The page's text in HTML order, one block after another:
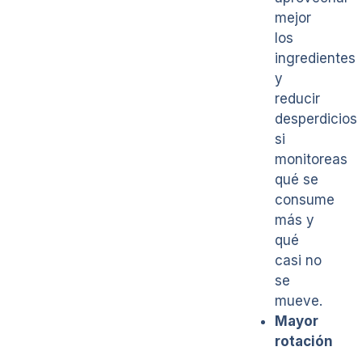
mejor
los
ingredientes
y
reducir
desperdicios
si
monitoreas
qué se
consume
más y
qué
casi no
se
mueve.
Mayor
rotación